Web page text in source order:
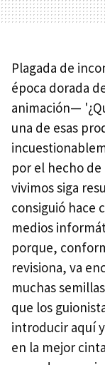
Plagada de
época dorada
animación—
una de esas
por el hecho
vivimos siga
consiguió hace
medios
porque,
revisiona, va
muchas
que los
introducir aquí
en la mejor